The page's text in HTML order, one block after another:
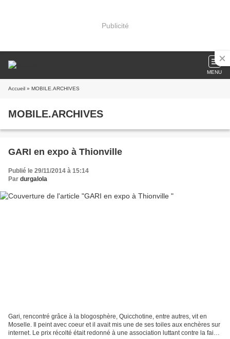
Publicité
MENU
Accueil » MOBILE.ARCHIVES
MOBILE.ARCHIVES
GARI en expo à Thionville
Publié le 29/11/2014 à 15:14
Par durgalola
Gari, rencontré grâce à la blogosphère, Quicchotine, entre autres, vit en
Moselle. Il peint avec coeur et il avait mis une de ses toiles aux enchères sur
internet. Le prix récolté était redonné à une association luttant contre la faim